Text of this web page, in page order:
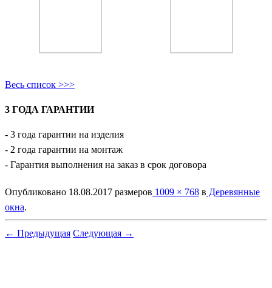
Весь список >>>
3 ГОДА ГАРАНТИИ
- 3 года гарантии на изделия
- 2 года гарантии на монтаж
- Гарантия выполнения на заказ в срок договора
Опубликовано 18.08.2017 размеров 1009 × 768 в Деревянные
окна.
← Предыдущая Следующая →